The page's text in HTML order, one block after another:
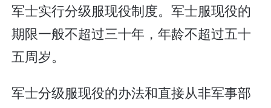
军士实行分级服现役制度。军士服现役的
期限一般不超过三十年，年龄不超过五十
五周岁。
军士分级服现役的办法和直接从非军事部